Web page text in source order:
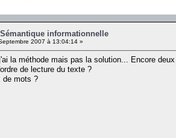
informationnelle
2007 à 13:04:14 »
la méthode mais pas la solution... Encore
de lecture du texte ?
de mots ?